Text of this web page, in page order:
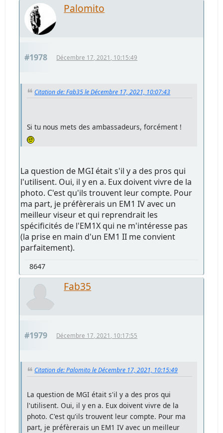
Palomito
#1978 Décembre 17, 2021, 10:15:49
Citation de: Fab35 le Décembre 17, 2021, 10:07:43
Si tu nous mets des ambassadeurs, forcément !
La question de MGI était s'il y a des pros qui
l'utilisent. Oui, il y en a. Eux doivent vivre de la
photo. C'est qu'ils trouvent leur compte. Pour
ma part, je préfèrerais un EM1 IV avec un
meilleur viseur et qui reprendrait les
spécificités de l'EM1X qui ne m'intéresse pas
(la prise en main d'un EM1 II me convient
parfaitement).
8647
Fab35
#1979 Décembre 17, 2021, 10:17:55
Citation de: Palomito le Décembre 17, 2021, 10:15:49
La question de MGI était s'il y a des pros qui
l'utilisent. Oui, il y en a. Eux doivent vivre de la
photo. C'est qu'ils trouvent leur compte. Pour ma
part, je préfèrerais un EM1 IV avec un meilleur